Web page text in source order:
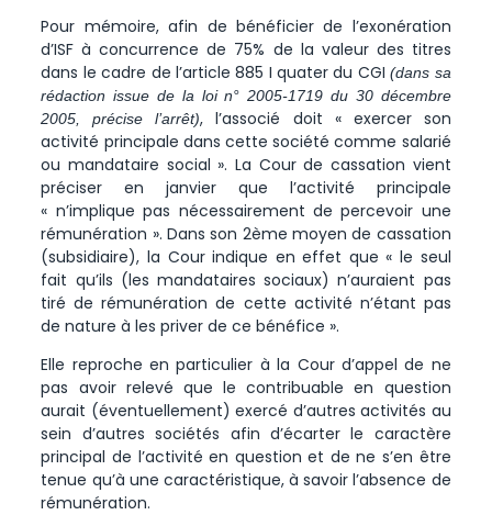
Pour mémoire, afin de bénéficier de l’exonération
d’ISF à concurrence de 75% de la valeur des titres
dans le cadre de l’article 885 I quater du CGI(dans sa
rédaction issue de la loi n° 2005-1719 du 30 décembre
2005, précise l’arrêt), l’associé doit « exercer son
activité principale dans cette société comme salarié
ou mandataire social ». La Cour de cassation vient
préciser en janvier que l’activité principale
« n’implique pas nécessairement de percevoir une
rémunération ». Dans son 2ème moyen de cassation
(subsidiaire), la Cour indique en effet que « le seul
fait qu’ils (les mandataires sociaux) n’auraient pas
tiré de rémunération de cette activité n’étant pas
de nature à les priver de ce bénéfice ».
Elle reproche en particulier à la Cour d’appel de ne
pas avoir relevé que le contribuable en question
aurait (éventuellement) exercé d’autres activités au
sein d’autres sociétés afin d’écarter le caractère
principal de l’activité en question et de ne s’en être
tenue qu’à une caractéristique, à savoir l’absence de
rémunération.